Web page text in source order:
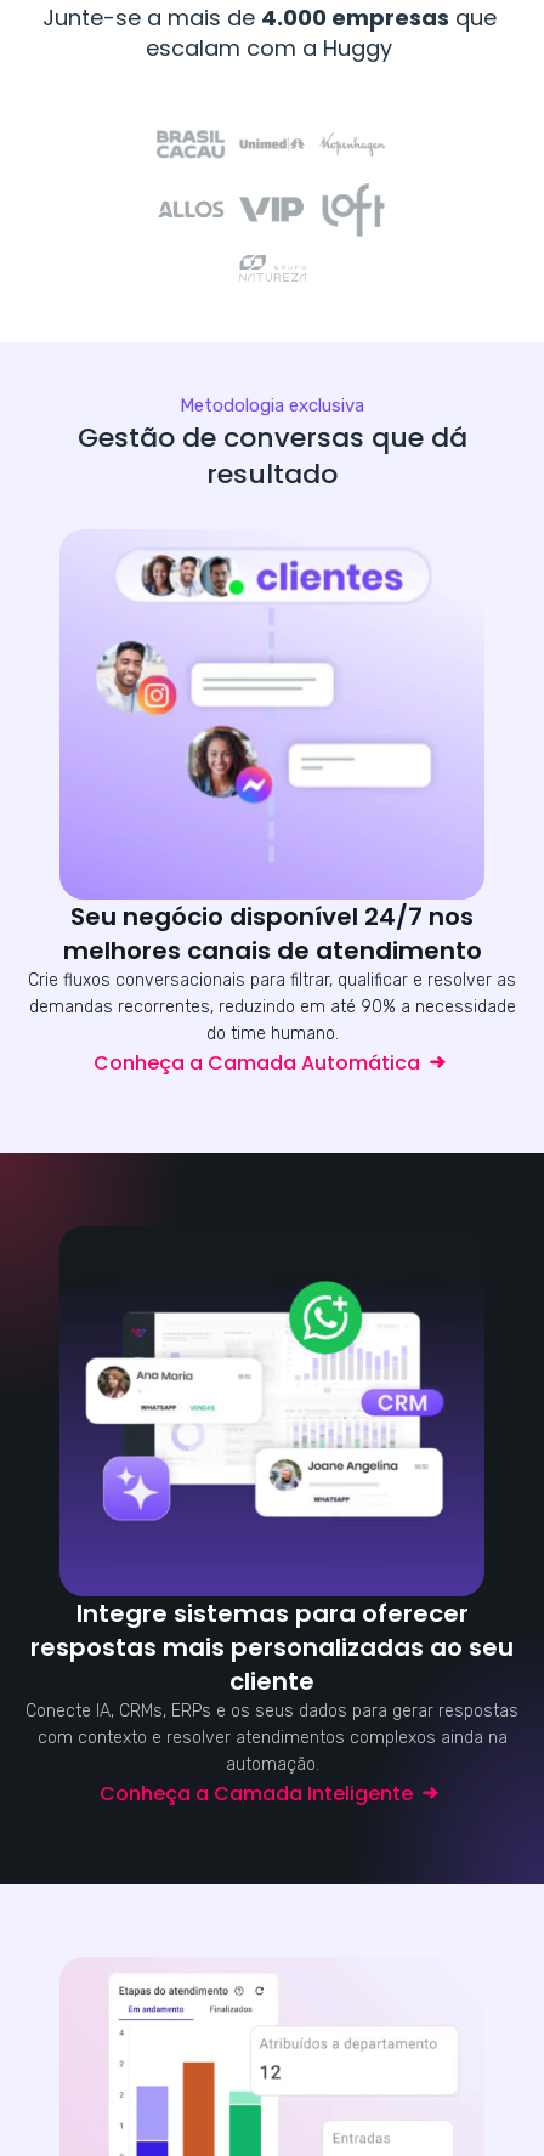
Junte-se a mais de 4.000 empresas que
escalam com a Huggy
Metodologia exclusiva
Gestão de conversas que dá
resultado
Seu negócio disponível 24/7 nos
melhores canais de atendimento
Crie fluxos conversacionais para filtrar, qualificar e resolver as
demandas recorrentes, reduzindo em até 90% a necessidade
do time humano.
Conheça a Camada Automática
Integre sistemas para oferecer
respostas mais personalizadas ao seu
cliente
Conecte IA, CRMs, ERPs e os seus dados para gerar respostas
com contexto e resolver atendimentos complexos ainda na
automação.
Conheça a Camada Inteligente